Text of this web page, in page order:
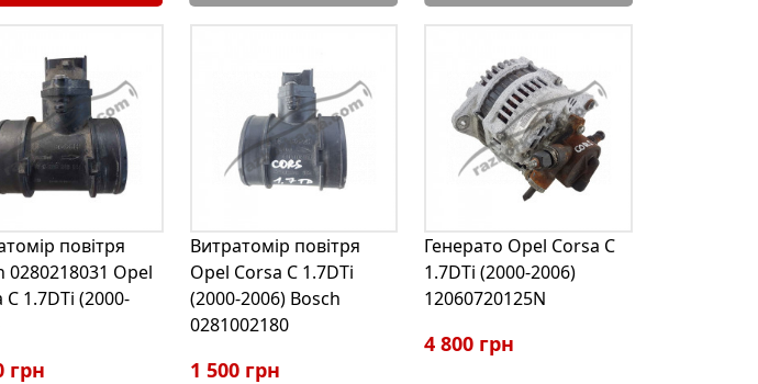
повітря
0280218031 Opel
С 1.7DTi (2000-
грн
Витратомір повітря
Opel Corsa С 1.7DTi
(2000-2006) Bosch
0281002180
1 500 грн
Генерато Opel Corsa С
1.7DTi (2000-2006)
12060720125N
4 800 грн